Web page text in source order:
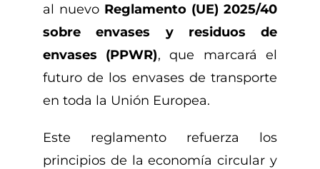
al nuevo Reglamento (UE) 2025/40
sobre envases y residuos de
envases (PPWR), que marcará el
futuro de los envases de transporte
en toda la Unión Europea.
Este reglamento refuerza los
principios de la economía circular y